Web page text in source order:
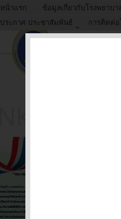
หน้าแรก ข้อมูลเกี่ยวกับโรงพยาบา
ประกาศ ประชาสัมพันธ์
การติดต่อ